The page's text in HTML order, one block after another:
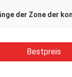
Bestpreis